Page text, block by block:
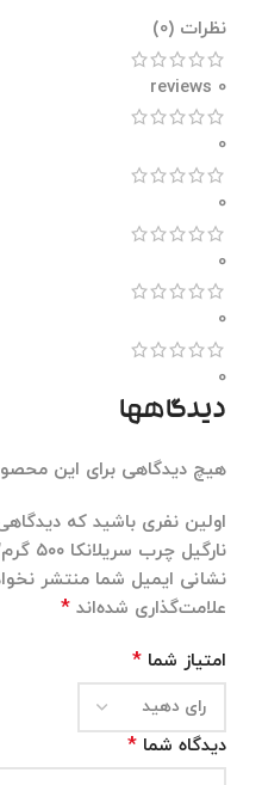
نظرات (0)
0 reviews
0
0
0
0
0
دیدگاهها
هیچ دیدگاهی برای این
اولین نفری باشید که
نارگیل چرب سریلانکا ۵۰۰ گرم”
نشانی ایمیل شما منتشر
علامت‌گذاری شده‌اند *
امتیاز شما *
دیدگاه شما *